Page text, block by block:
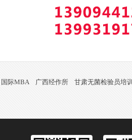
国际MBA 广西经作所 甘肃无菌检验员培训